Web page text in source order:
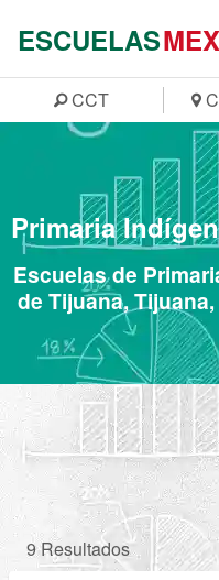
ESCUELASMEX
CCT
Primaria
Escuelas de
de Tijuana,
9 Resultados